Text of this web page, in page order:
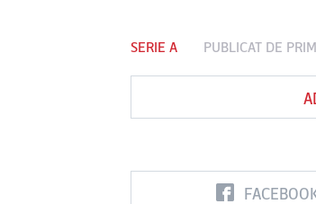
SERIE A PUBLICAT DE
FC Botoşani
Vs
Corvinul